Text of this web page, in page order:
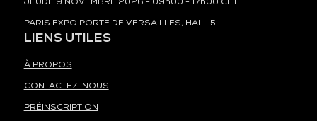
PARIS EXPO PORTE DE VERSAILLES, HALL 5
LIENS UTILES
À PROPOS
CONTACTEZ-NOUS
PRÉINSCRIPTION